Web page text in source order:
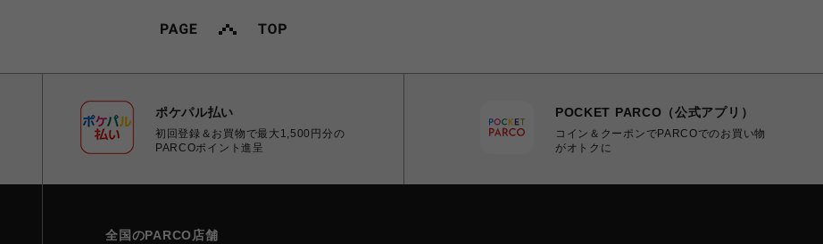
ポケパル払い
初回登録＆お買物で最大1,500円分の
PARCOポイント進呈
POCKET PARCO（公式アプリ）
コイン＆クーポンでPARCOでのお買い物
がオトクに
全国のPARCO店舗